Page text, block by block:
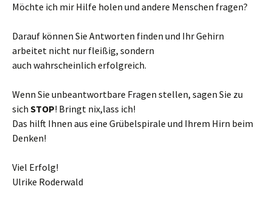
Möchte ich mir Hilfe holen und andere Menschen fragen?
Darauf können Sie Antworten finden und Ihr Gehirn
arbeitet nicht nur fleißig, sondern
auch wahrscheinlich erfolgreich.
Wenn Sie unbeantwortbare Fragen stellen, sagen Sie zu
sich STOP! Bringt nix,lass ich!
Das hilft Ihnen aus eine Grübelspirale und Ihrem Hirn beim
Denken!
Viel Erfolg!
Ulrike Roderwald